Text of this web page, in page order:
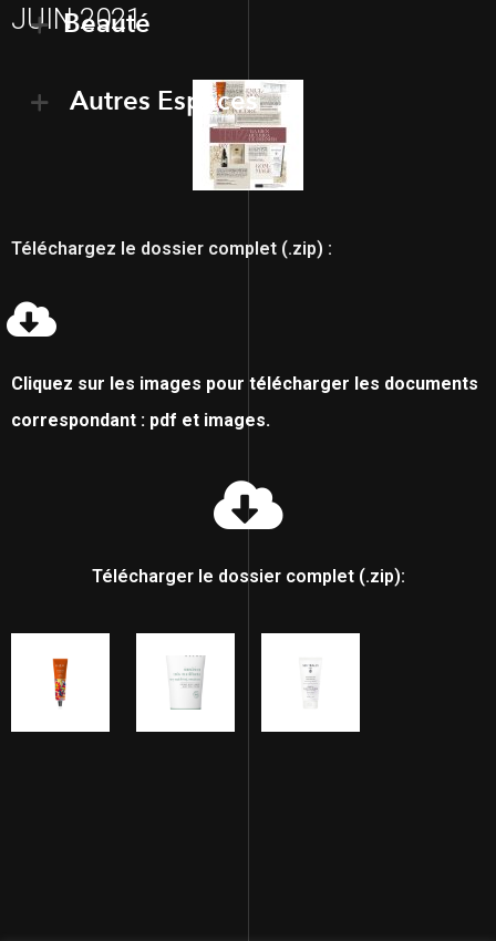
JUIN 2021
Beauté
Autres Espaces
Téléchargez le dossier complet (.zip) :
Cliquez sur les images pour télécharger les documents
correspondant : pdf et images.
Télécharger le dossier complet (.zip):